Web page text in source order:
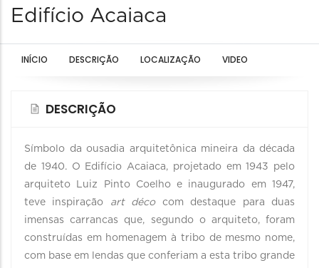
Edifício Acaiaca
INÍCIO DESCRIÇÃO LOCALIZAÇÃO VIDEO
DESCRIÇÃO
Símbolo da ousadia arquitetônica mineira da década
de 1940. O Edifício Acaiaca, projetado em 1943 pelo
arquiteto Luiz Pinto Coelho e inaugurado em 1947,
teve inspiração art décocom destaque para duas
imensas carrancas que, segundo o arquiteto, foram
construídas em homenagem à tribo de mesmo nome,
com base em lendas que conferiam a esta tribo grande